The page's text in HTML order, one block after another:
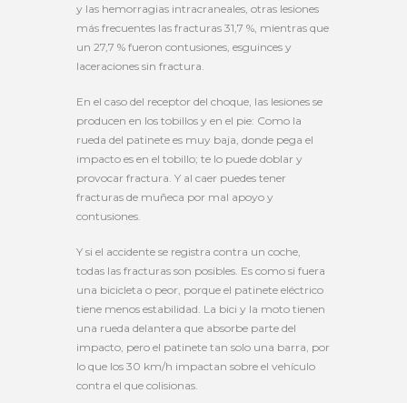
y las hemorragias intracraneales, otras lesiones
más frecuentes las fracturas 31,7 %, mientras que
un 27,7 % fueron contusiones, esguinces y
laceraciones sin fractura.
En el caso del receptor del choque, las lesiones se
producen en los tobillos y en el pie: Como la
rueda del patinete es muy baja, donde pega el
impacto es en el tobillo; te lo puede doblar y
provocar fractura. Y al caer puedes tener
fracturas de muñeca por mal apoyo y
contusiones.
Y si el accidente se registra contra un coche,
todas las fracturas son posibles. Es como si fuera
una bicicleta o peor, porque el patinete eléctrico
tiene menos estabilidad. La bici y la moto tienen
una rueda delantera que absorbe parte del
impacto, pero el patinete tan solo una barra, por
lo que los 30 km/h impactan sobre el vehículo
contra el que colisionas.